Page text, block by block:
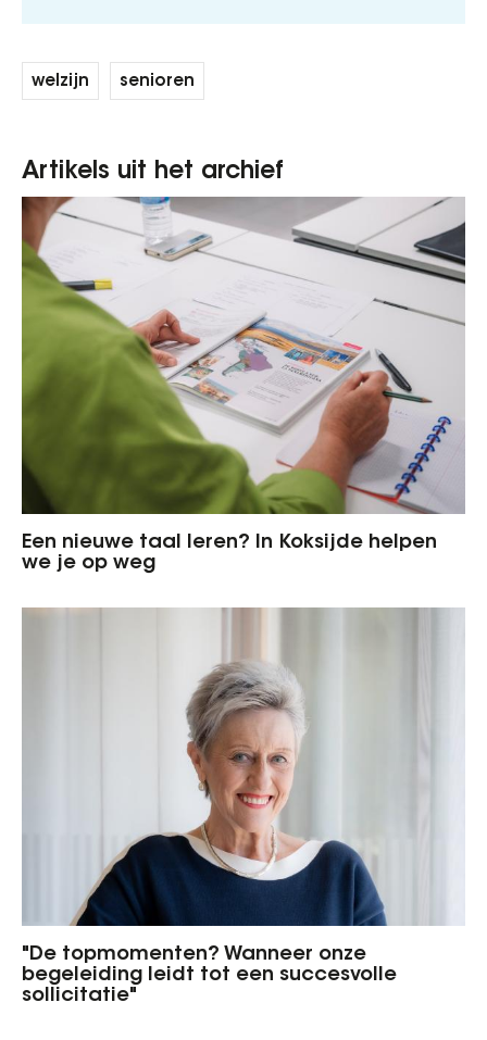
welzijn senioren
Artikels uit het archief
Een nieuwe taal leren? In Koksijde helpen
we je op weg
"De topmomenten? Wanneer onze
begeleiding leidt tot een succesvolle
sollicitatie"